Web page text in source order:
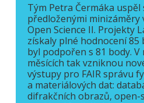
Tým Petra Čermáka uspěl
předloženými minizáměry
Open Science II. Projekty
získaly plné hodnocení 85
byl podpořen s 81 body. V
měsících tak vzniknou
výstupy pro FAIR správu
a materiálových dat:
difrakčních obrazů,